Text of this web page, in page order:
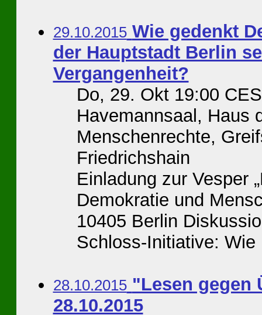
29.10.2015 Wie gedenkt
der Hauptstadt Berlin
Vergangenheit?
Do, 29. Okt 19:00
Havemannsaal, Haus
Menschenrechte,
Friedrichshain
Einladung zur Vesper
Demokratie und
10405 Berlin
Schloss-Initiative: Wie
28.10.2015 "Lesen gegen
28.10.2015